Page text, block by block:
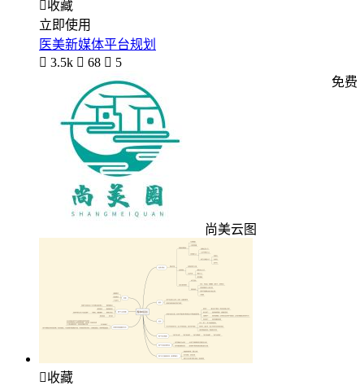
收藏
立即使用
医美新媒体平台规划
 3.5k  68  5
尚美云图
免费
收藏